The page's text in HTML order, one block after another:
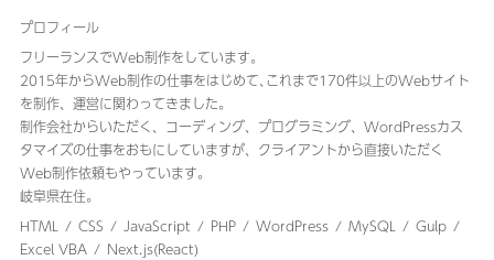
プロフィール
フリーランスでWeb制作をしています。
2015年からWeb制作の仕事をはじめて､これまで170件以上のWebサイト
を制作、運営に関わってきました｡
制作会社からいただく、コーディング、プログラミング、WordPressカス
タマイズの仕事をおもにしていますが、クライアントから直接いただく
Web制作依頼もやっています。
岐阜県在住。
HTML
CSS JavaScript PHP WordPress MySQL
Gulp
Excel VBA
Next.js(React)